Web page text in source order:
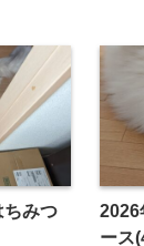
ちみつ
2026
ース